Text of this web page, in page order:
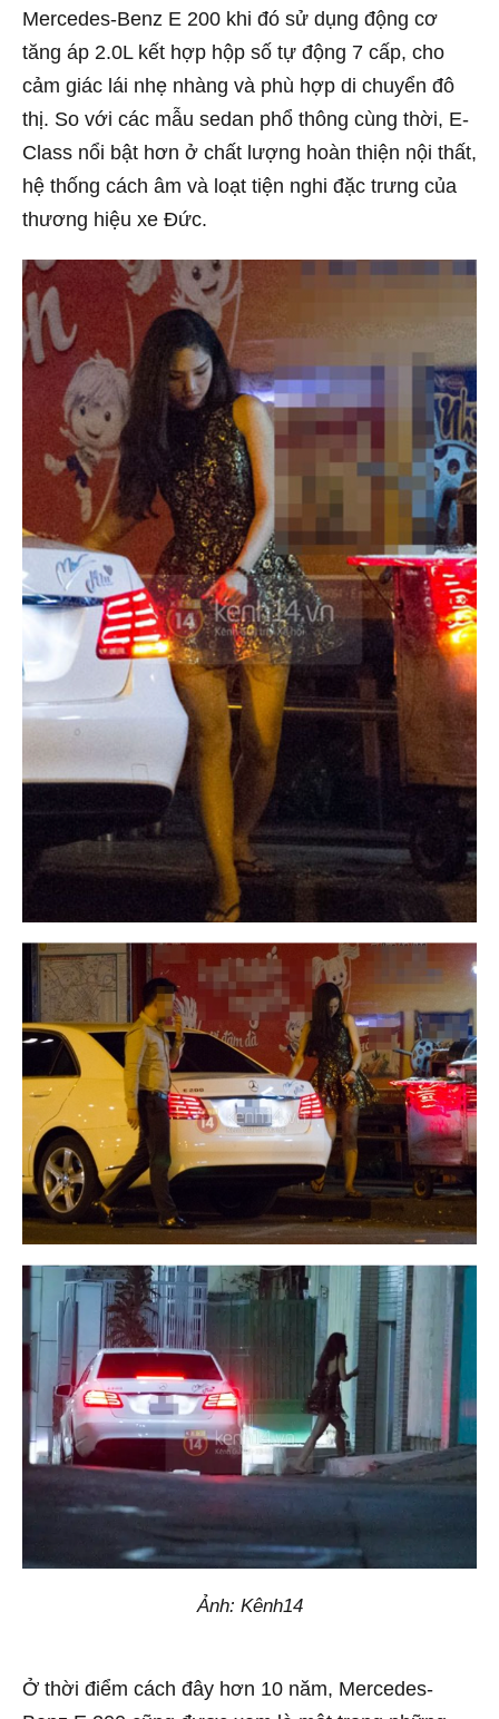
Mercedes-Benz E 200 khi đó sử dụng động cơ
tăng áp 2.0L kết hợp hộp số tự động 7 cấp, cho
cảm giác lái nhẹ nhàng và phù hợp di chuyển đô
thị. So với các mẫu sedan phổ thông cùng thời, E-
Class nổi bật hơn ở chất lượng hoàn thiện nội thất,
hệ thống cách âm và loạt tiện nghi đặc trưng của
thương hiệu xe Đức.
Ảnh: Kênh14
Ở thời điểm cách đây hơn 10 năm, Mercedes-